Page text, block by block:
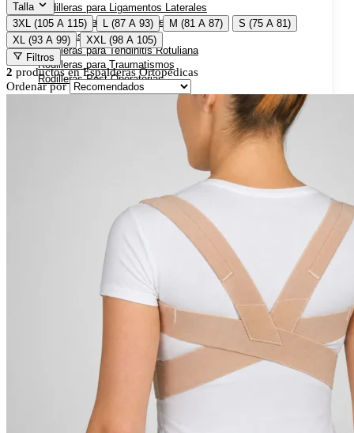
Rodilleras para Ligamentos Laterales
Rodilleras para Luxación de Rodilla
Rodilleras para Menisco
Rodilleras para Tendinitis Rotuliana
Rodilleras para Traumatismos
Rodilleras Post Operatorias
Botas para Fractura de Quinto Metatarsiano
Tobilleras Ortopédicas
Tobilleras con Refuerzos Laterales
Tobilleras Estabilizadoras
Tobilleras para Fracturas
Tobilleras para Tendinitis
Talla
3XL (105 A 115)
L (87 A 93) M (81 A 87)
S (75 A 81)
XL (93 A 99)
XXL (98 A 105)
Filtros
2 productos enEspalderas Ortopédicas
Ordenar por